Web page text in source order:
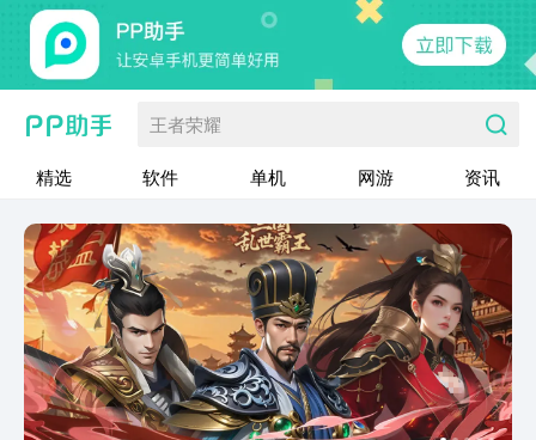
王者荣耀
精选 软件 单机 网游 资讯